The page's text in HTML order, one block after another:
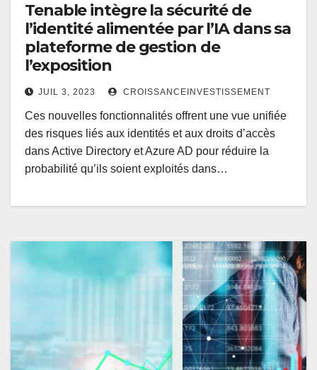
Tenable intègre la sécurité de
l’identité alimentée par l’IA dans sa
plateforme de gestion de
l’exposition
JUIL 3, 2023 CROISSANCEINVESTISSEMENT
Ces nouvelles fonctionnalités offrent une vue unifiée
des risques liés aux identités et aux droits d’accès
dans Active Directory et Azure AD pour réduire la
probabilité qu’ils soient exploités dans…